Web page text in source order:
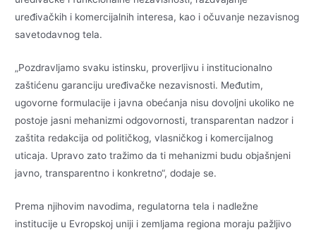
uređivačkih i komercijalnih interesa, kao i očuvanje nezavisnog
savetodavnog tela.
„Pozdravljamo svaku istinsku, proverljivu i institucionalno
zaštićenu garanciju uređivačke nezavisnosti. Međutim,
ugovorne formulacije i javna obećanja nisu dovoljni ukoliko ne
postoje jasni mehanizmi odgovornosti, transparentan nadzor i
zaštita redakcija od političkog, vlasničkog i komercijalnog
uticaja. Upravo zato tražimo da ti mehanizmi budu objašnjeni
javno, transparentno i konkretno“, dodaje se.
Prema njihovim navodima, regulatorna tela i nadležne
institucije u Evropskoj uniji i zemljama regiona moraju pažljivo